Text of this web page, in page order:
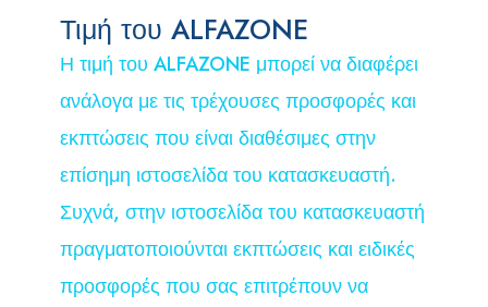
Τιμή του ALFAZONE
Η τιμή του ALFAZONE μπορεί να διαφέρει
ανάλογα με τις τρέχουσες προσφορές και
εκπτώσεις που είναι διαθέσιμες στην
επίσημη ιστοσελίδα του κατασκευαστή.
Συχνά, στην ιστοσελίδα του κατασκευαστή
πραγματοποιούνται εκπτώσεις και ειδικές
προσφορές που σας επιτρέπουν να